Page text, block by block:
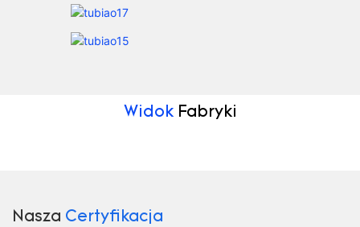
Widok Fabryki
Nasza Certyfikacja